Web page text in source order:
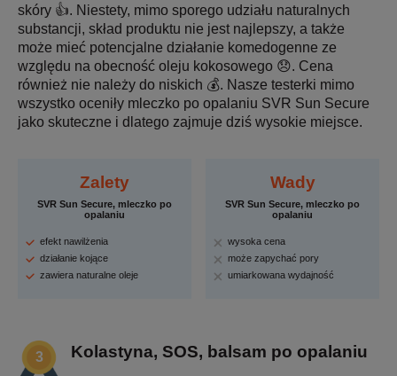
skóry 👍. Niestety, mimo sporego udziału naturalnych
substancji, skład produktu nie jest najlepszy, a także
może mieć potencjalne działanie komedogenne ze
względu na obecność oleju kokosowego 😞. Cena
również nie należy do niskich 💰. Nasze testerki mimo
wszystko oceniły mleczko po opalaniu SVR Sun Secure
jako skuteczne i dlatego zajmuje dziś wysokie miejsce.
Zalety
SVR Sun Secure, mleczko po
opalaniu
efekt nawilżenia
działanie kojące
zawiera naturalne oleje
Wady
SVR Sun Secure, mleczko po
opalaniu
wysoka cena
może zapychać pory
umiarkowana wydajność
Kolastyna, SOS, balsam po opalaniu